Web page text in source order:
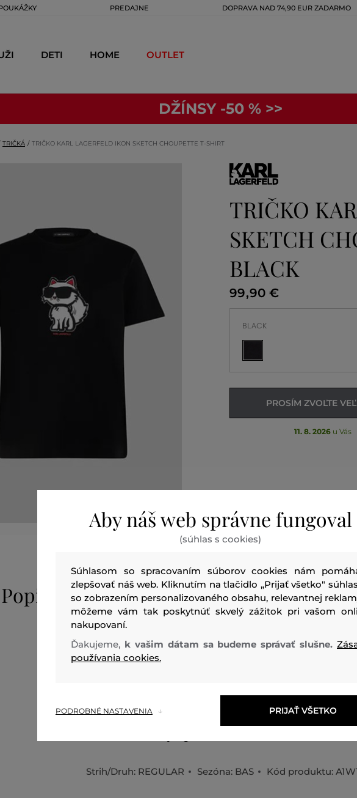
PREDAJNE DOPRAVA NAD 74,90 EUR ZADARMO
DETI HOME OUTLET
DŽÍNSY -50 % >>
TRIČKÁ TRIČKO KARL LAGERFELD IKON SKETCH CHOUPETTE T-SHIRT
TRIČKO
SKETCH
BLACK
99,90 €
BLACK
PROSÍM ZVOĽTE
11. 8. 2026 u Vás
Popis
Dámske tričko úzkeho strihu s krátkym rukávom a s
Zdobené kontrastným logom Ikon Choupette na hrudi,
tričku svieži grafický nádych. Materiálové zloženie je
organickým vláknom prémiovej kvality, ktoré je príjemne
nosení priedušné a vďaka svojej poddajnosti a flexibilite
Strih/Druh: REGULAR Sezóna: BAS Kód produktu:
Aby náš web správne fungoval
(súhlas s cookies)
Súhlasom so spracovaním súborov cookies nám
zlepšovať náš web. Kliknutím na tlačidlo „Prijať všetko"
so zobrazením personalizovaného obsahu, relevantnej
môžeme vám tak poskytnúť skvelý zážitok pri vašom
nakupovaní.
Ďakujeme, k vašim dátam sa budeme správať slušne.
používania cookies.
PODROBNÉ NASTAVENIA PRIJAŤ VŠETKO